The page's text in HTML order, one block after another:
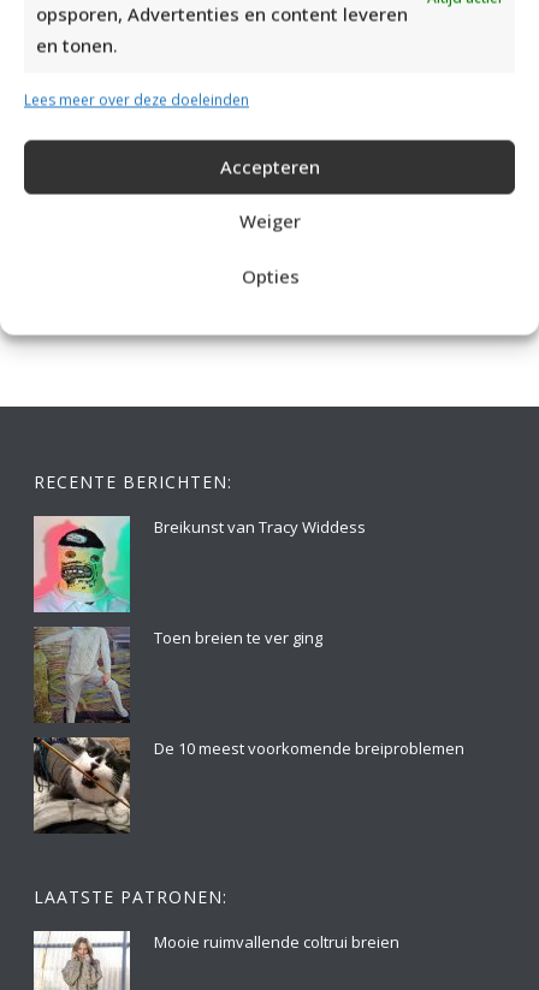
opsporen, Advertenties en content leveren
en tonen.
Lees meer over deze doeleinden
Accepteren
Weiger
Opties
RECENTE BERICHTEN:
Breikunst van Tracy Widdess
Toen breien te ver ging
De 10 meest voorkomende breiproblemen
LAATSTE PATRONEN:
Mooie ruimvallende coltrui breien